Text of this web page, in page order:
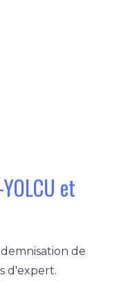
et
de
d'expert.